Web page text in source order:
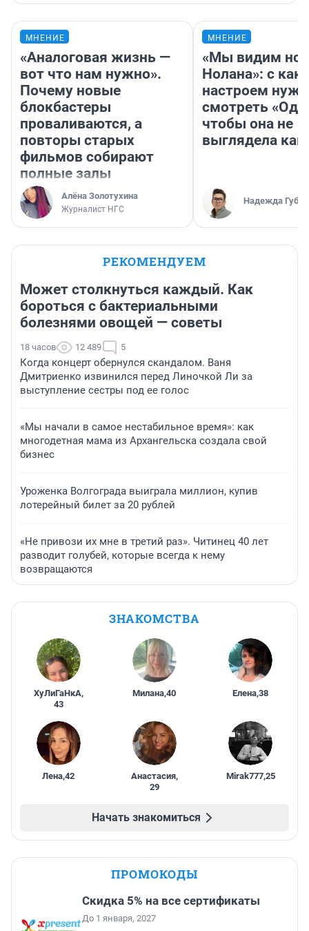
МНЕНИЕ
«Аналоговая жизнь —
вот что нам нужно».
Почему новые
блокбастеры
проваливаются, а
повторы старых
фильмов собирают
полные залы
Алёна Золотухина
Журналист НГС
МНЕНИЕ
«Мы видим
Нолана»: с
настроем
смотреть
чтобы она не
выглядела как
Надежда
РЕКОМЕНДУЕМ
Может столкнуться каждый. Как
бороться с бактериальными
болезнями овощей — советы
18 часов 12 489 5
Когда концерт обернулся скандалом. Ваня
Дмитриенко извинился перед Линочкой Ли за
выступление сестры под ее голос
«Мы начали в самое нестабильное время»: как
многодетная мама из Архангельска создала свой
бизнес
Уроженка Волгограда выиграла миллион, купив
лотерейный билет за 20 рублей
«Не привози их мне в третий раз». Читинец 40 лет
разводит голубей, которые всегда к нему
возвращаются
ЗНАКОМСТВА
ХуЛиГаНкА,
43
Милана,40 Елена,38
Лена,42 Анастасия,
29
Mirak777,25
Начать знакомиться
ПРОМОКОДЫ
Скидка 5% на все сертификаты
До 1 января, 2027